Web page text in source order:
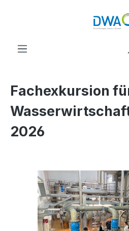
Fachexkursion
2026
Bildergalerie überspringen